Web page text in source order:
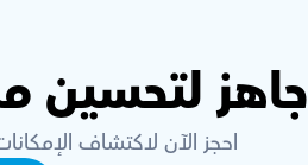
جاهز لتحسين
احجز الآن لاكتشاف